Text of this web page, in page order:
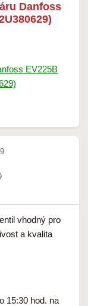
Danfoss
vhodný pro
a kvalita
15:30 hod. na